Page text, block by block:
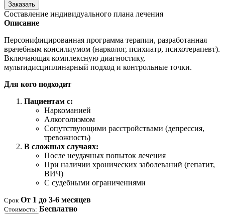
Заказать
Составление индивидуального плана лечения
Описание
Персонифицированная программа терапии, разработанная
врачебным консилиумом (нарколог, психиатр, психотерапевт).
Включающая комплексную диагностику,
мультидисциплинарный подход и контрольные точки.
Для кого подходит
Пациентам с:
Наркоманией
Алкоголизмом
Сопутствующими расстройствами (депрессия,
тревожность)
В сложных случаях:
После неудачных попыток лечения
При наличии хронических заболеваний (гепатит,
ВИЧ)
С судебными ограничениями
Срок От 1 до 3-6 месяцев
Стоимость: Бесплатно